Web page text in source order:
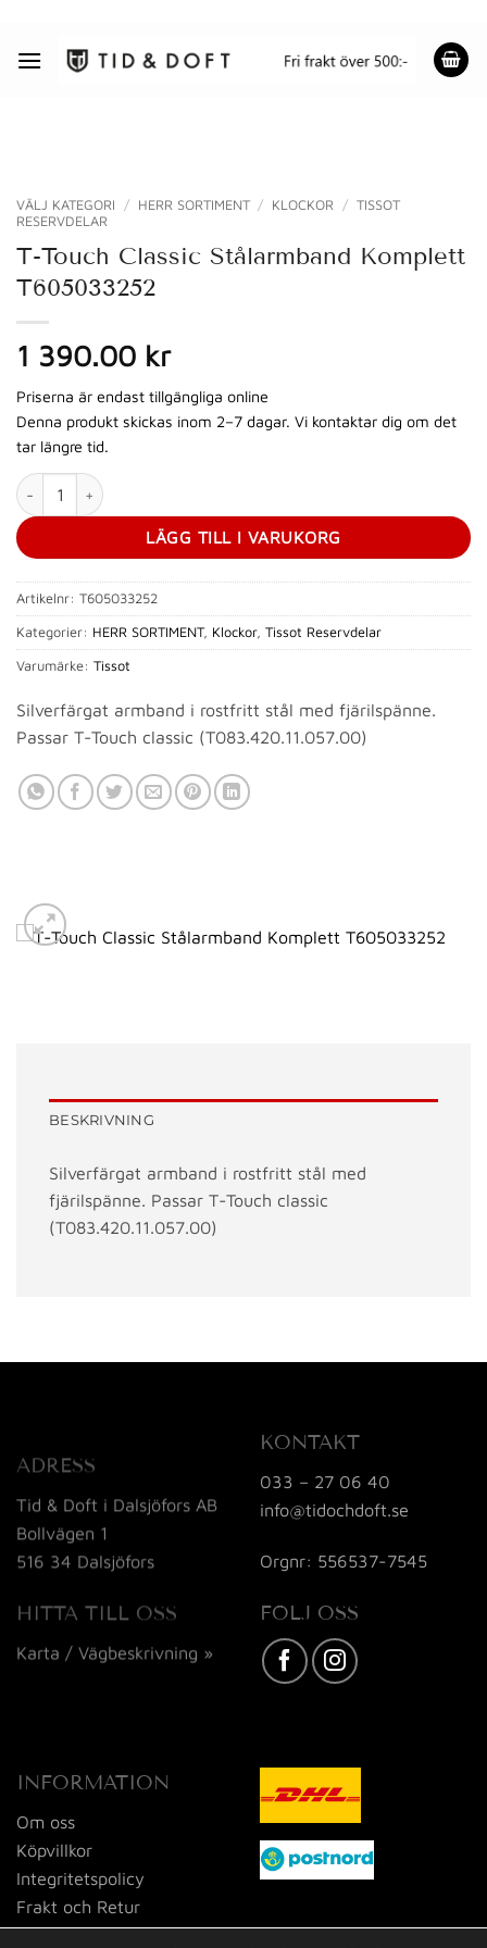
content
VÄLJ KATEGORI / HERR SORTIMENT / KLOCKOR / TISSOT
RESERVDELAR
T-Touch Classic Stålarmband Komplett
T605033252
1 390.00 kr
Priserna är endast tillgängliga online
Denna produkt skickas inom 2–7 dagar. Vi kontaktar dig om det
tar längre tid.
T-Touch Classic Stålarmband Komplett T605033252 mängd
LÄGG TILL I VARUKORG
Artikelnr: T605033252
Kategorier: HERR SORTIMENT, Klockor, Tissot Reservdelar
Varumärke: Tissot
Silverfärgat armband i rostfritt stål med fjärilspänne.
Passar T-Touch classic (T083.420.11.057.00)
BESKRIVNING
Silverfärgat armband i rostfritt stål med
fjärilspänne. Passar T-Touch classic
(T083.420.11.057.00)
ADRESS
Tid & Doft i Dalsjöfors AB
Bollvägen 1
516 34 Dalsjöfors
HITTA TILL OSS
Karta / Vägbeskrivning »
KONTAKT
033 – 27 06 40
info@tidochdoft.se
Orgnr: 556537-7545
FÖLJ OSS
INFORMATION
Om oss
Köpvillkor
Integritetspolicy
Frakt och Retur
Kontakta oss